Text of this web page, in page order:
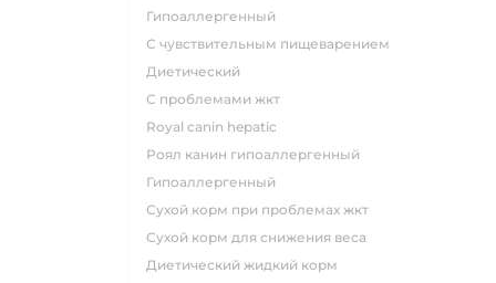
гипоаллергенный
с чувствительным пищеварением
диетический
с проблемами жкт
royal canin hepatic
роял канин гипоаллергенный
гипоаллергенный
сухой корм при проблемах жкт
сухой корм для снижения веса
диетический жидкий корм